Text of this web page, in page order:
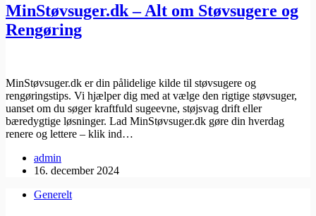
MinStøvsuger.dk – Alt om Støvsugere og
Rengøring
MinStøvsuger.dk er din pålidelige kilde til støvsugere og
rengøringstips. Vi hjælper dig med at vælge den rigtige støvsuger,
uanset om du søger kraftfuld sugeevne, støjsvag drift eller
bæredygtige løsninger. Lad MinStøvsuger.dk gøre din hverdag
renere og lettere – klik ind…
admin
16. december 2024
Generelt